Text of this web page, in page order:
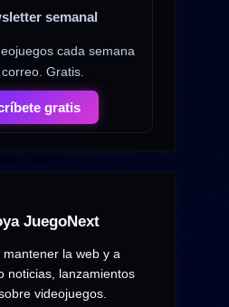
semanal
cada semana
Gratis.
gratis
JuegoNext
mantener la web y a
noticias, lanzamientos
videojuegos.